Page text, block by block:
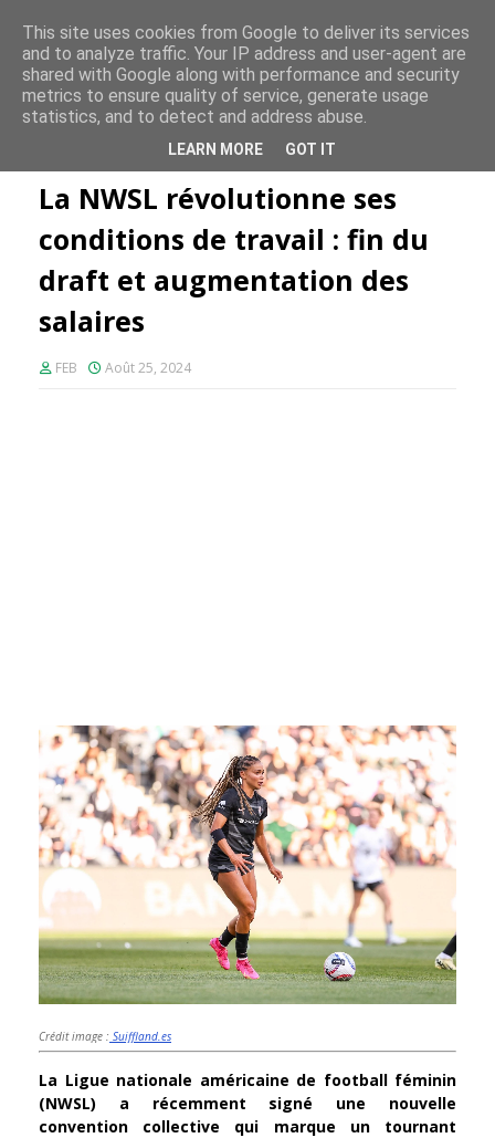
FE PLUS
fin du draft et augmentation des salaires
La NWSL révolutionne ses
conditions de travail : fin du
draft et augmentation des
salaires
FEB Août 25, 2024
Crédit image : Suiffland.es
La Ligue nationale américaine de football féminin
(NWSL) a récemment signé une nouvelle
convention collective qui marque un tournant
This site uses cookies from Google to deliver its services
and to analyze traffic. Your IP address and user-agent are
shared with Google along with performance and security
metrics to ensure quality of service, generate usage
statistics, and to detect and address abuse.
LEARN MORE GOT IT